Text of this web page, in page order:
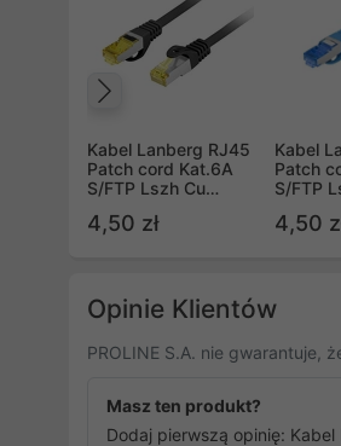
Kabel Lanberg RJ45
Patch cord Kat.6A
S/FTP Lszh Cu
Passed
4,50 zł
Kabel
Patch
S/FTP
Passed
4,50
Opinie Klientów
PROLINE S.A. nie gwarantuje,
Masz ten produkt?
Dodaj pierwszą opinię: